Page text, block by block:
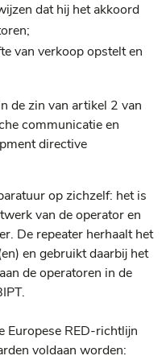
dat hij het akkoord
van verkoop opstelt en
de zin van artikel 2 van
communicatie en
directive
op zichzelf: het is
van de operator en
De repeater herhaalt het
en gebruikt daarbij het
de operatoren in de
Europese RED-richtlijn
voldaan worden: